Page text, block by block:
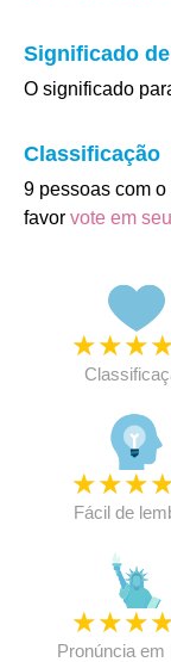
Significado
O significado
Classificação
9 pessoas com
favor vote em
★★★
★★★
Fácil de
★★★
Pronúncia em